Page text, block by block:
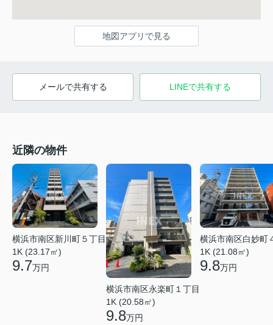
地図アプリで見る
メールで共有する LINEで共有する
近隣の物件
横浜市南区新川町５丁目
1K (23.17㎡)
9.7万円
横浜市南区永楽町１丁目
1K (20.58㎡)
9.8万円
横浜市南区白妙町
1K (21.08㎡)
9.8万円